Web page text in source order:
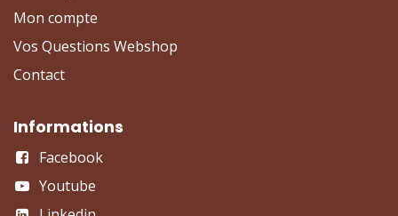
Mon compte
Vos Questions Webshop
Contact
Informations
Facebook
Youtube